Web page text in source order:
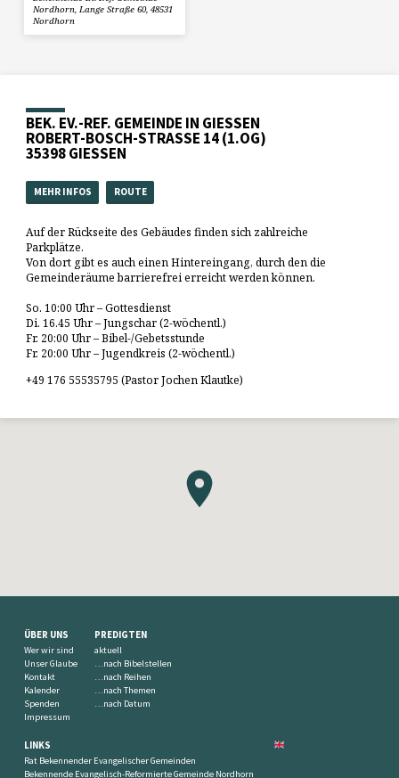
Nordhorn, Lange Straße 60, 48531
Nordhorn
BEK. EV.-REF. GEMEINDE IN GIESSEN
ROBERT-BOSCH-STRASSE 14 (1.OG)
35398 GIESSEN
MEHR INFOS ROUTE
Auf der Rückseite des Gebäudes finden sich zahlreiche
Parkplätze.
Von dort gibt es auch einen Hintereingang, durch den die
Gemeinderäume barrierefrei erreicht werden können.
So. 10:00 Uhr – Gottesdienst
Di. 16.45 Uhr – Jungschar (2-wöchentl.)
Fr. 20:00 Uhr – Bibel-/Gebetsstunde
Fr. 20:00 Uhr – Jugendkreis (2-wöchentl.)
+49 176 55535795 (Pastor Jochen Klautke)
ÜBER UNS
Wer wir sind
Unser Glaube
Kontakt
Kalender
Spenden
Impressum
PREDIGTEN
aktuell
…nach Bibelstellen
…nach Reihen
…nach Themen
…nach Datum
LINKS
Rat Bekennender Evangelischer Gemeinden
Bekennende Evangelisch-Reformierte Gemeinde Nordhorn